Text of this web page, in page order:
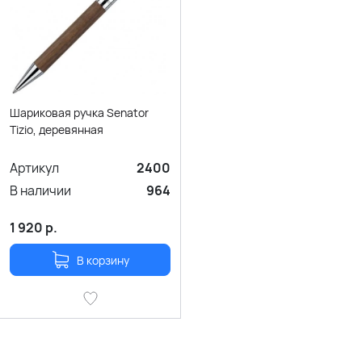
Шариковая ручка Senator
Tizio, деревянная
Артикул
2400
В наличии
964
1 920 р.
В корзину